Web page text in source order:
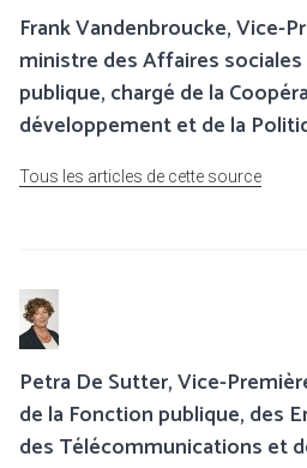
Frank Vandenbroucke, Vice-
ministre des Affaires sociales
publique, chargé de la
développement et de la
Tous les articles de cette source
Petra De Sutter, Vice-
de la Fonction publique, des
des Télécommunications et